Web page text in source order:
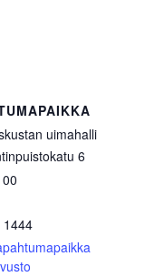
uimahalli
6
1444